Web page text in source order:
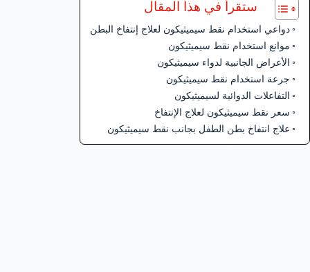
ستقرأ في هذا المقال
دواعي استخدام نقط سيميثيكون لعلاج إنتفاخ البطن
موانع استخدام نقط سيميثيكون
الأعراض الجانبية لدواء سيميثيكون
جرعة استخدام نقط سيميثيكون
التفاعلات الدوائية لسيميثيكون
سعر نقط سيميثيكون لعلاج الإنتفاخ
علاج انتفاخ بطن الطفل بجانب نقط سيميثيكون